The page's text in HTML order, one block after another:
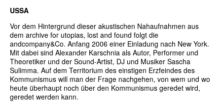
USSA
Vor dem Hintergrund dieser akustischen Nahaufnahmen aus
dem archive for utopias, lost and found folgt die
andcompany&Co. Anfang 2006 einer Einladung nach New York.
Mit dabei sind Alexander Karschnia als Autor, Performer und
Theoretiker und der Sound-Artist, DJ und Musiker Sascha
Sulimma. Auf dem Territorium des einstigen Erzfeindes des
Kommunismus will man der Frage nachgehen, von wem und wo
heute überhaupt noch über den Kommunismus geredet wird,
geredet werden kann.